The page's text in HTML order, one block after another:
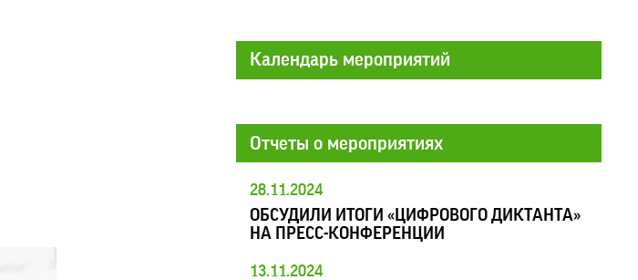
Календарь мероприятий
Отчеты о мероприятиях
28.11.2024
ОБСУДИЛИ ИТОГИ «ЦИФРОВОГО ДИКТАНТА»
НА ПРЕСС-КОНФЕРЕНЦИИ
13.11.2024